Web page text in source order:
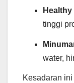
tinggi
water,
Kesadaran